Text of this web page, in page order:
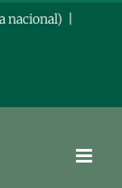
nacional)